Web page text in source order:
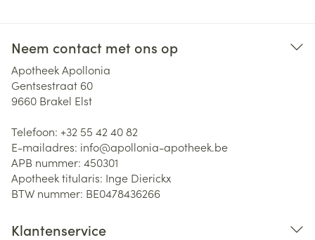
Neem contact met ons op
Apotheek Apollonia
Gentsestraat 60
9660 Brakel Elst
Telefoon: +32 55 42 40 82
E-mailadres: info@apollonia-apotheek.be
APB nummer: 450301
Apotheek titularis: Inge Dierickx
BTW nummer: BE0478436266
Klantenservice